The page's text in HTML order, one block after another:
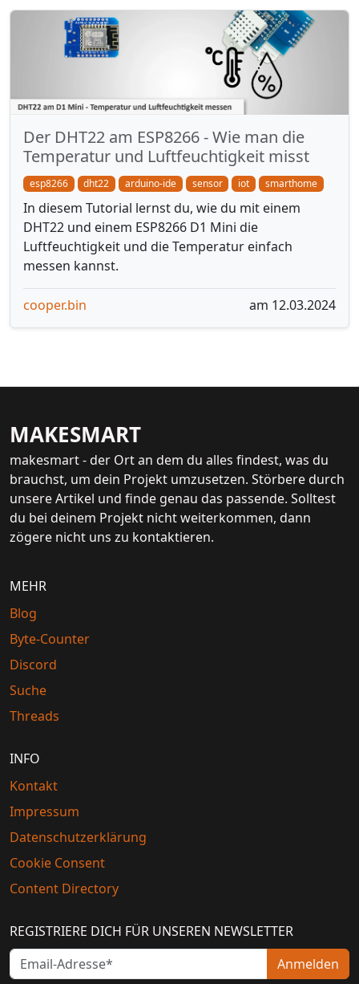
Der DHT22 am ESP8266 - Wie man die
Temperatur und Luftfeuchtigkeit misst
esp8266 dht22 arduino-ide sensor iot smarthome
In diesem Tutorial lernst du, wie du mit einem
DHT22 und einem ESP8266 D1 Mini die
Luftfeuchtigkeit und die Temperatur einfach
messen kannst.
cooper.bin am 12.03.2024
MAKESMART
makesmart - der Ort an dem du alles findest, was du
brauchst, um dein Projekt umzusetzen. Störbere durch
unsere Artikel und finde genau das passende. Solltest
du bei deinem Projekt nicht weiterkommen, dann
zögere nicht uns zu kontaktieren.
MEHR
Blog
Byte-Counter
Discord
Suche
Threads
INFO
Kontakt
Impressum
Datenschutzerklärung
Cookie Consent
Content Directory
REGISTRIERE DICH FÜR UNSEREN NEWSLETTER
Anmelden